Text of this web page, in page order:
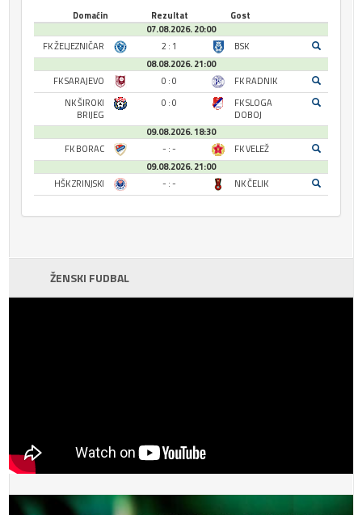
Domaćin Rezultat
Gost
07.08.2026. 20:00
FK ŽELJEZNIČAR
2 : 1
BSK
08.08.2026. 21:00
FK SARAJEVO
0 : 0
FK RADNIK
NK ŠIROKI
BRIJEG
0 : 0
FK SLOGA
DOBOJ
09.08.2026. 18:30
FK BORAC
- : -
FK VELEŽ
09.08.2026. 21:00
HŠK ZRINJSKI
- : - NK ČELIK
ŽENSKI FUDBAL